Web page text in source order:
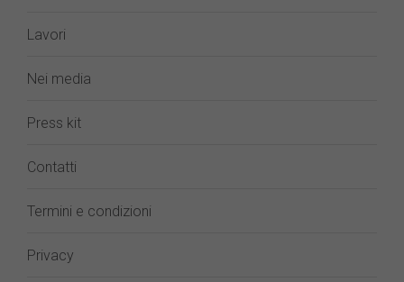
Lavori
Nei media
Press kit
Contatti
Termini e condizioni
Privacy